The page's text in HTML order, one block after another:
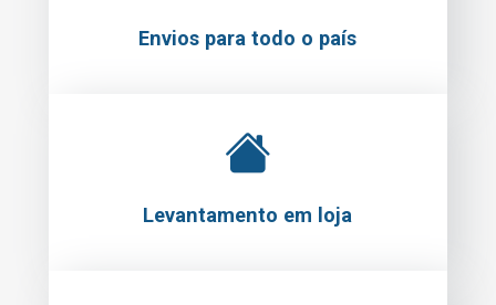
Envios para todo o país
Levantamento em loja